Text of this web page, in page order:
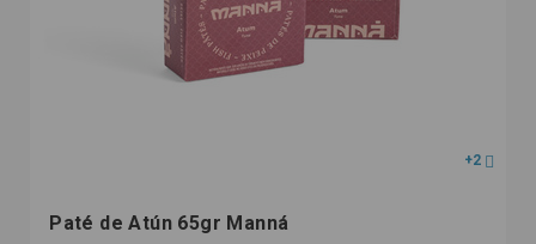
+2
Paté de Atún 65gr Manná